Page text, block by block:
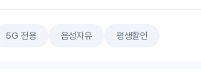
5G 전용 음성자유 평생할인